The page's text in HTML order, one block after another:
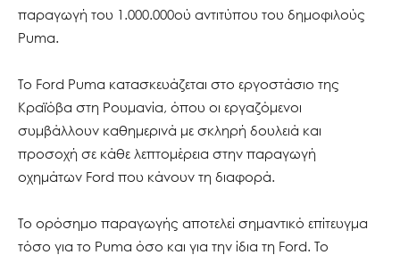
παραγωγή του 1.000.000ού αντιτύπου του δημοφιλούς
Puma.
Το Ford Puma κατασκευάζεται στο εργοστάσιο της
Κραϊόβα στη Ρουμανία, όπου οι εργαζόμενοι
συμβάλλουν καθημερινά με σκληρή δουλειά και
προσοχή σε κάθε λεπτομέρεια στην παραγωγή
οχημάτων Ford που κάνουν τη διαφορά.
Το ορόσημο παραγωγής αποτελεί σημαντικό επίτευγμα
τόσο για το Puma όσο και για την ίδια τη Ford. Το